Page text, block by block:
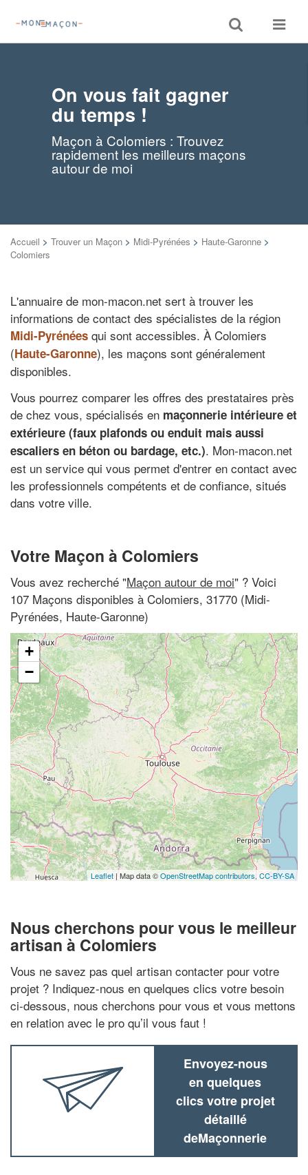
Toggle
search
Toggle
On vous fait gagner
du temps !
Maçon à Colomiers : Trouvez
rapidement les meilleurs maçons
autour de moi
Accueil > Trouver un Maçon > Midi-Pyrénées > Haute-Garonne >
Colomiers
L'annuaire de mon-macon.net sert à trouver les
informations de contact des spécialistes de la région
Midi-Pyrénées qui sont accessibles. À Colomiers
(Haute-Garonne), les maçons sont généralement
disponibles.
Vous pourrez comparer les offres des prestataires près
de chez vous, spécialisés en maçonnerie intérieure et
extérieure (faux plafonds ou enduit mais aussi
escaliers en béton ou bardage, etc.). Mon-macon.net
est un service qui vous permet d'entrer en contact avec
les professionnels compétents et de confiance, situés
dans votre ville.
Votre Maçon à Colomiers
Vous avez recherché "Maçon autour de moi" ? Voici
107 Maçons disponibles à Colomiers, 31770 (Midi-
Pyrénées, Haute-Garonne)
+
−
Leaflet | Map data ©OpenStreetMap contributors,CC-BY-SA
Nous cherchons pour vous le meilleur
artisan à Colomiers
Vous ne savez pas quel artisan contacter pour votre
projet ? Indiquez-nous en quelques clics votre besoin
ci-dessous, nous cherchons pour vous et vous mettons
en relation avec le pro qu’il vous faut !
Envoyez-nous
en quelques
clics votre projet
détaillé
deMaçonnerie